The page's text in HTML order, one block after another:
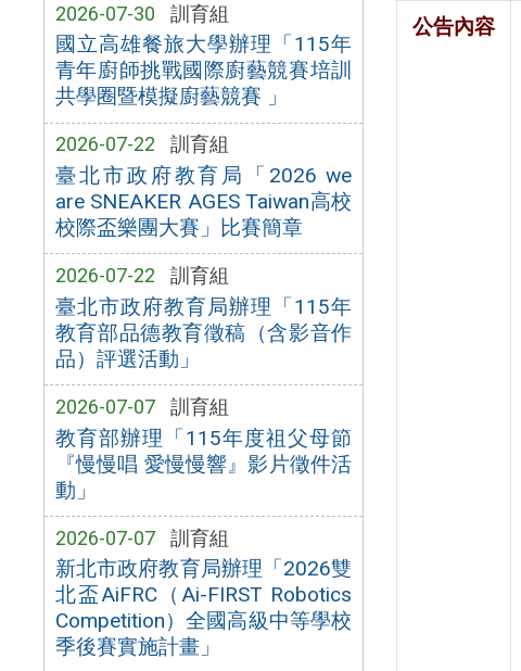
2026-07-30 訓育組
國立高雄餐旅大學辦理「115年
青年廚師挑戰國際廚藝競賽培訓
共學圈暨模擬廚藝競賽 」
2026-07-22 訓育組
臺北市政府教育局「2026 we
are SNEAKER AGES Taiwan高校
校際盃樂團大賽」比賽簡章
2026-07-22 訓育組
臺北市政府教育局辦理「115年
教育部品德教育徵稿（含影音作
品）評選活動」
2026-07-07 訓育組
教育部辦理「115年度祖父母節
『慢慢唱 愛慢慢響』影片徵件活
動」
2026-07-07 訓育組
新北市政府教育局辦理「2026雙
北盃AiFRC（Ai-FIRST Robotics
Competition）全國高級中等學校
季後賽實施計畫」
公告內容